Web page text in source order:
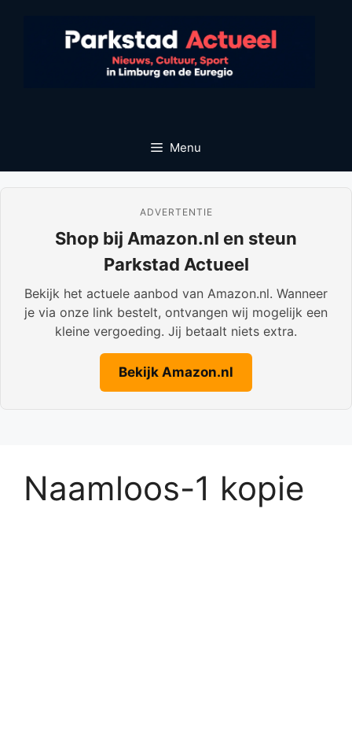
Menu
ADVERTENTIE
Shop bij Amazon.nl en steun
Parkstad Actueel
Bekijk het actuele aanbod van Amazon.nl. Wanneer
je via onze link bestelt, ontvangen wij mogelijk een
kleine vergoeding. Jij betaalt niets extra.
Bekijk Amazon.nl
Naamloos-1 kopie